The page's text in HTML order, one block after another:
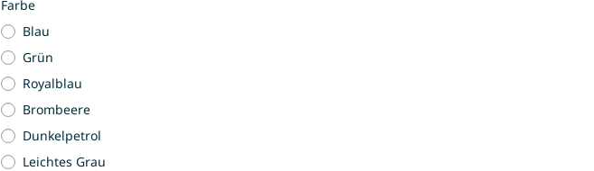
Farbe
Blau
Grün
Royalblau
Brombeere
Dunkelpetrol
Leichtes Grau